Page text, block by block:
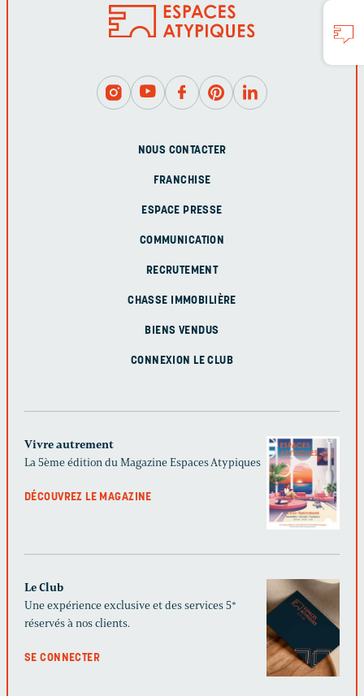
NOUS CONTACTER
FRANCHISE
ESPACE PRESSE
COMMUNICATION
RECRUTEMENT
CHASSE IMMOBILIÈRE
BIENS VENDUS
CONNEXION LE CLUB
Vivre autrement
La 5ème édition du Magazine Espaces Atypiques
DÉCOUVREZ LE MAGAZINE
Le Club
Une expérience exclusive et des services 5*
réservés à nos clients.
SE CONNECTER